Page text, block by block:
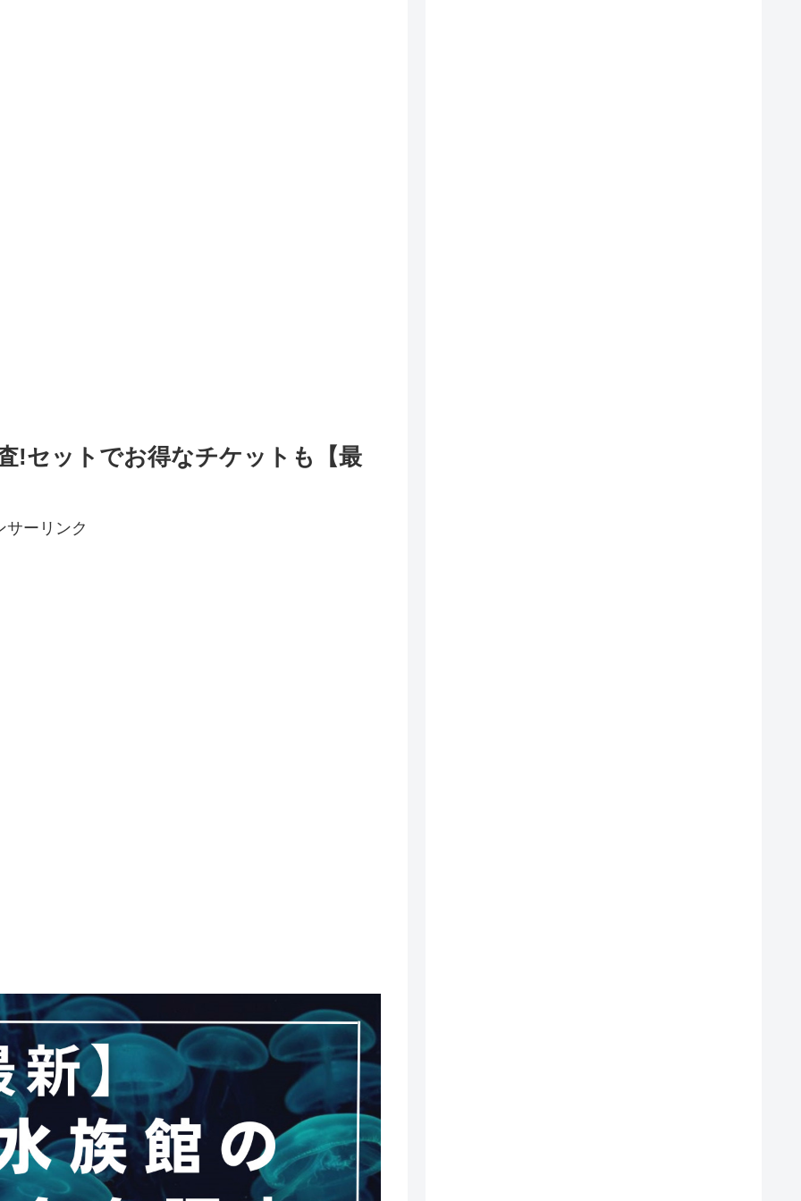
!セットでお得なチケットも【最
サーリンク